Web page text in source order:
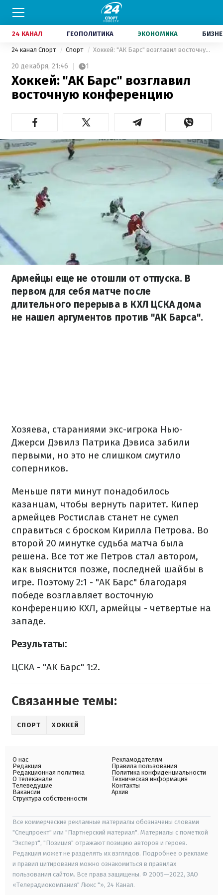
24 КАНАЛ ГЕОПОЛИТИКА ЭКОНОМИКА
24 канал Спорт Спорт Хоккей: "АК Барс" возглавил восточную конференцию
20 декабря, 21:46 1
Хоккей: "АК Барс" возглавил
восточную конференцию
Армейцы еще не отошли от отпуска. В
первом для себя матче после
длительного перерыва в КХЛ ЦСКА дома
не нашел аргументов против "АК Барса".
Хозяева, стараниями экс-игрока Нью-
Джерси Дэвилз Патрика Дэвиса забили
первыми, но это не слишком смутило
соперников.
Меньше пяти минут понадобилось
казанцам, чтобы вернуть паритет. Кипер
армейцев Ростислав станет не сумел
справиться с броском Кирилла Петрова. Во
второй 20 минутке судьба матча была
решена. Все тот же Петров стал автором,
как выяснится позже, последней шайбы в
игре. Поэтому 2:1 - "АК Барс" благодаря
победе возглавляет восточную
конференцию КХЛ, армейцы - четвертые на
западе.
Результаты:
ЦСКА - "АК Барс" 1:2.
Связанные темы:
СПОРТ ХОККЕЙ
О нас
Редакция
Редакционная политика
О телеканале
Телеведущие
Вакансии
Структура собственности
Рекламодателям
Правила пользования
Политика конфиденциальности
Техническая информация
Контакты
Архив
Все коммерческие рекламные материалы обозначены словами
"Спецпроект" или "Партнерский материал". Материалы с пометкой
"Эксперт", "Позиция" отражают позицию авторов и героев.
Редакция может не разделять их взглядов. Подробнее о рекламе
и правил цитирования можно ознакомиться в правилах
пользования сайтом. Все права защищены. © 2005—2022, ЗАО
«Телерадиокомпания" Люкс "», 24 Канал.